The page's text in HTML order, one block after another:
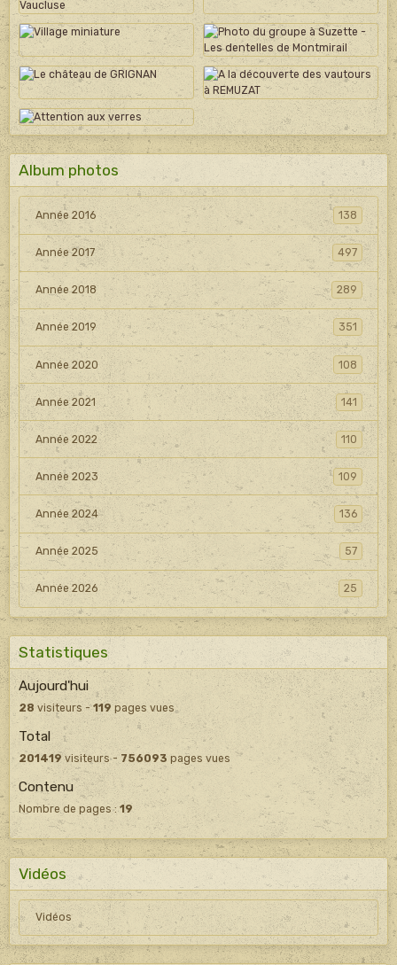
Album photos
Année 2016 138
Année 2017 497
Année 2018 289
Année 2019 351
Année 2020 108
Année 2021 141
Année 2022 110
Année 2023 109
Année 2024 136
Année 2025 57
Année 2026 25
Statistiques
Aujourd'hui
28 visiteurs -119pages vues
Total
201419visiteurs - 756093 pages vues
Contenu
Nombre de pages :19
Vidéos
Vidéos